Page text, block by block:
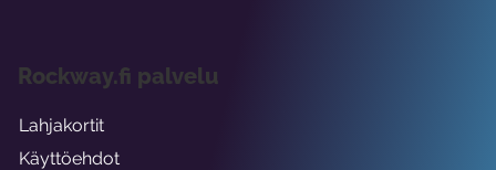
Rockway.fi palvelu
Lahjakortit
Käyttöehdot